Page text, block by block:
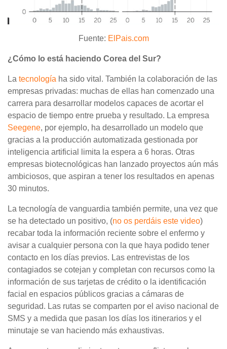
Fuente: ElPais.com
¿Cómo lo está haciendo Corea del Sur?
La tecnología ha sido vital. También la colaboración de las
empresas privadas: muchas de ellas han comenzado una
carrera para desarrollar modelos capaces de acortar el
espacio de tiempo entre prueba y resultado. La empresa
Seegene, por ejemplo, ha desarrollado un modelo que
gracias a la producción automatizada gestionada por
inteligencia artificial limita la espera a 6 horas. Otras
empresas biotecnológicas han lanzado proyectos aún más
ambiciosos, que aspiran a tener los resultados en apenas
30 minutos.
La tecnología de vanguardia también permite, una vez que
se ha detectado un positivo, (no os perdáis este video)
recabar toda la información reciente sobre el enfermo y
avisar a cualquier persona con la que haya podido tener
contacto en los días previos. Las entrevistas de los
contagiados se cotejan y completan con recursos como la
información de sus tarjetas de crédito o la identificación
facial en espacios públicos gracias a cámaras de
seguridad. Las rutas se comparten por el aviso nacional de
SMS y a medida que pasan los días los itinerarios y el
minutaje se van haciendo más exhaustivas.